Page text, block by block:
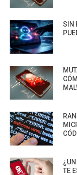
SIN
¿UN
TE